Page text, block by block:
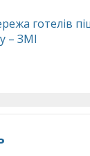
готелів
– ЗМІ